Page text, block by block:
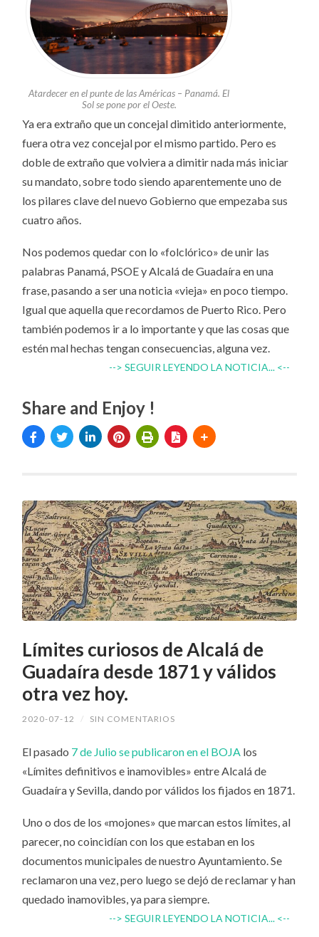
Atardecer en el punte de las Américas – Panamá. El
Sol se pone por el Oeste.
Ya era extraño que un concejal dimitido anteriormente,
fuera otra vez concejal por el mismo partido. Pero es
doble de extraño que volviera a dimitir nada más iniciar
su mandato, sobre todo siendo aparentemente uno de
los pilares clave del nuevo Gobierno que empezaba sus
cuatro años.
Nos podemos quedar con lo «folclórico» de unir las
palabras Panamá, PSOE y Alcalá de Guadaíra en una
frase, pasando a ser una noticia «vieja» en poco tiempo.
Igual que aquella que recordamos de Puerto Rico. Pero
también podemos ir a lo importante y que las cosas que
estén mal hechas tengan consecuencias, alguna vez.
--> SEGUIR LEYENDO LA NOTICIA... <--
Share and Enjoy !
Límites curiosos de Alcalá de
Guadaíra desde 1871 y válidos
otra vez hoy.
2020-07-12 / SIN COMENTARIOS
El pasado 7 de Julio se publicaron en el BOJA los
«Límites definitivos e inamovibles» entre Alcalá de
Guadaíra y Sevilla, dando por válidos los fijados en 1871.
Uno o dos de los «mojones» que marcan estos límites, al
parecer, no coincidían con los que estaban en los
documentos municipales de nuestro Ayuntamiento. Se
reclamaron una vez, pero luego se dejó de reclamar y han
quedado inamovibles, ya para siempre.
--> SEGUIR LEYENDO LA NOTICIA... <--